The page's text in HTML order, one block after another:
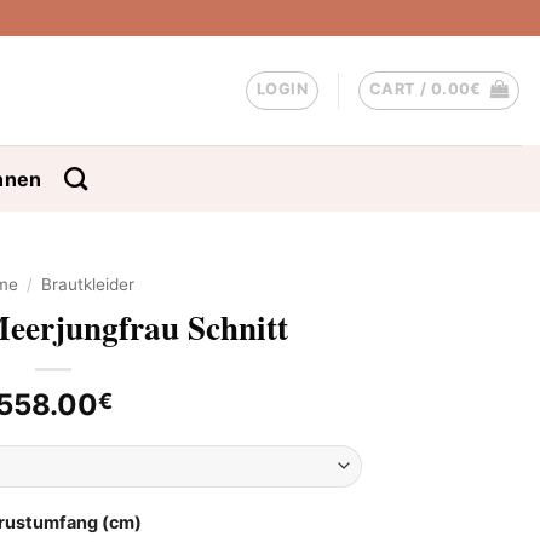
LOGIN CART / 0.00€
/ Brautkleider
Schnitt
€
(cm)